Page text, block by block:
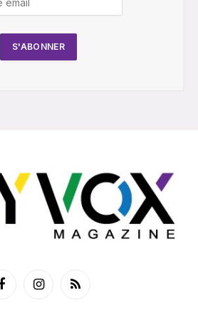
FacebookInstagramRSS